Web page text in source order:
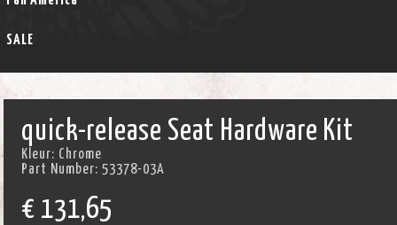
SALE
quick-release Seat Hardware Kit
Kleur: Chrome
Part Number:53378-03A
€ 131,65